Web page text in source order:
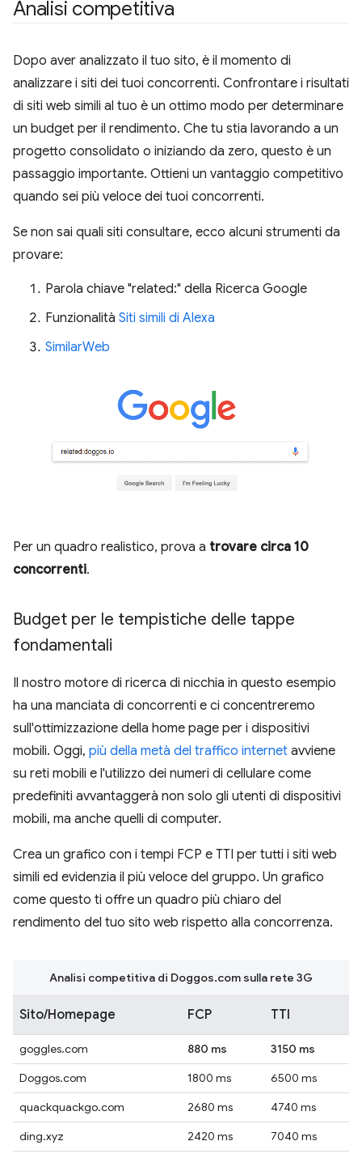
Analisi competitiva
Dopo aver analizzato il tuo sito, è il momento di
analizzare i siti dei tuoi concorrenti. Confrontare i risultati
di siti web simili al tuo è un ottimo modo per determinare
un budget per il rendimento. Che tu stia lavorando a un
progetto consolidato o iniziando da zero, questo è un
passaggio importante. Ottieni un vantaggio competitivo
quando sei più veloce dei tuoi concorrenti.
Se non sai quali siti consultare, ecco alcuni strumenti da
provare:
Parola chiave "related:" della Ricerca Google
Funzionalità Siti simili di Alexa
SimilarWeb
Per un quadro realistico, prova a trovare circa 10
concorrenti.
Budget per le tempistiche delle tappe
fondamentali
Il nostro motore di ricerca di nicchia in questo esempio
ha una manciata di concorrenti e ci concentreremo
sull'ottimizzazione della home page per i dispositivi
mobili. Oggi, più della metà del traffico internet avviene
su reti mobili e l'utilizzo dei numeri di cellulare come
predefiniti avvantaggerà non solo gli utenti di dispositivi
mobili, ma anche quelli di computer.
Crea un grafico con i tempi FCP e TTI per tutti i siti web
simili ed evidenzia il più veloce del gruppo. Un grafico
come questo ti offre un quadro più chiaro del
rendimento del tuo sito web rispetto alla concorrenza.
Sito/Homepage FCP TTI
goggles.com 880 ms
3150 ms
Doggos.com
1800 ms
6500 ms
quackquackgo.com
2680 ms
4740 ms
ding.xyz
2420 ms 7040 ms
Analisi competitiva di Doggos.com sulla rete 3G